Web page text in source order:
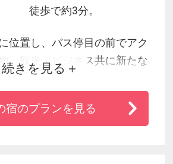
徒歩で約3分。
位置し、バス停目の前でアク
。観光・ビジネス共に新たな
いただけます。和を取り入れ
お部屋に、シモンズ社製ベッド
提供致します。ホテル館内に
続きを見る
宿のプランを見る